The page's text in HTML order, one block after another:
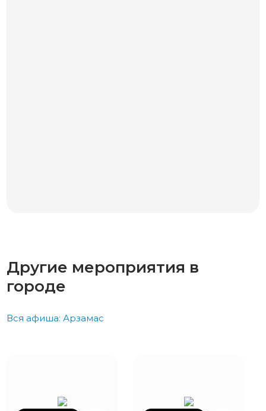
Другие мероприятия в
городе
Вся афиша: Арзамас